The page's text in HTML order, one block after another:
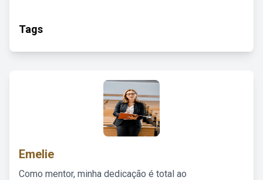
Tags
Emelie
Como mentor, minha dedicação é total ao